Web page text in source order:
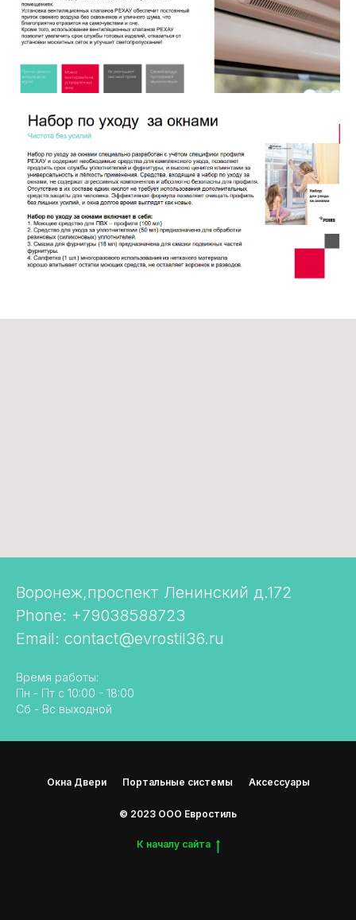
Воронеж,проспект Ленинский д.172
Phone: +79038588723
Email: contact@evrostil36.ru
Время работы:
Пн - Пт с 10:00 - 18:00
Cб - Вс выходной
Окна Двери Портальные системы Аксессуары
© 2023 ООО Евростиль
К началу сайта